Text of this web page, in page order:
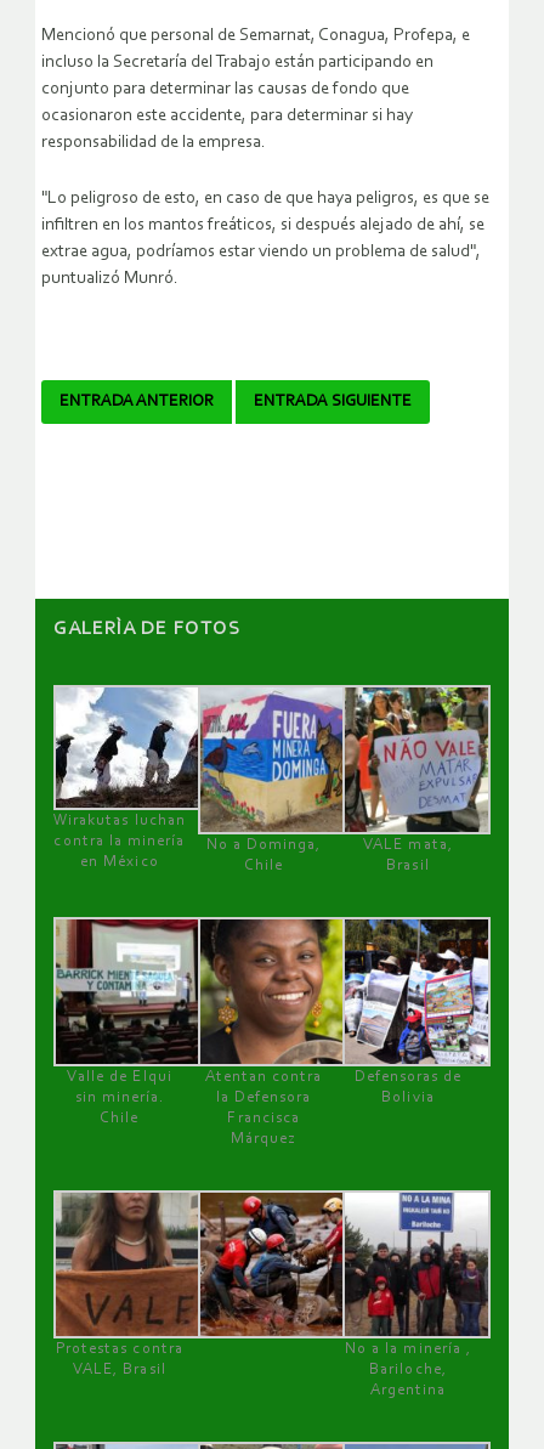
Mencionó que personal de Semarnat, Conagua, Profepa, e
incluso la Secretaría del Trabajo están participando en
conjunto para determinar las causas de fondo que
ocasionaron este accidente, para determinar si hay
responsabilidad de la empresa.
"Lo peligroso de esto, en caso de que haya peligros, es que se
infiltren en los mantos freáticos, si después alejado de ahí, se
extrae agua, podríamos estar viendo un problema de salud",
puntualizó Munró.
Navegador
ENTRADA ANTERIOR ENTRADA SIGUIENTE
GALERÌA DE FOTOS
Wirakutas luchan
contra la minería
en México
No a Dominga,
Chile
VALE mata,
Brasil
Valle de Elqui
sin minería.
Chile
Atentan contra
la Defensora
Francisca
Márquez
Defensoras de
Bolivia
Protestas contra
VALE, Brasil
No a la minería ,
Bariloche,
Argentina